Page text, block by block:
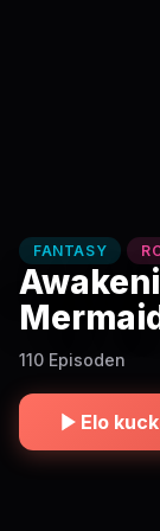
FANTASY
110 Episoden
Elo